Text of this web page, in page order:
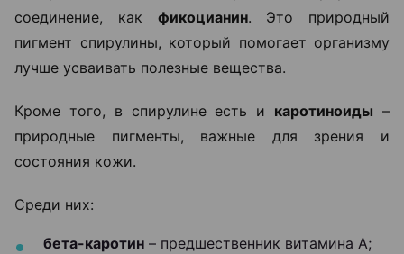
соединение, как фикоцианин. Это природный
пигмент спирулины, который помогает организму
лучше усваивать полезные вещества.
Кроме того, в спирулине есть и каротиноиды –
природные пигменты, важные для зрения и
состояния кожи.
Среди них:
бета-каротин – предшественник витамина А;